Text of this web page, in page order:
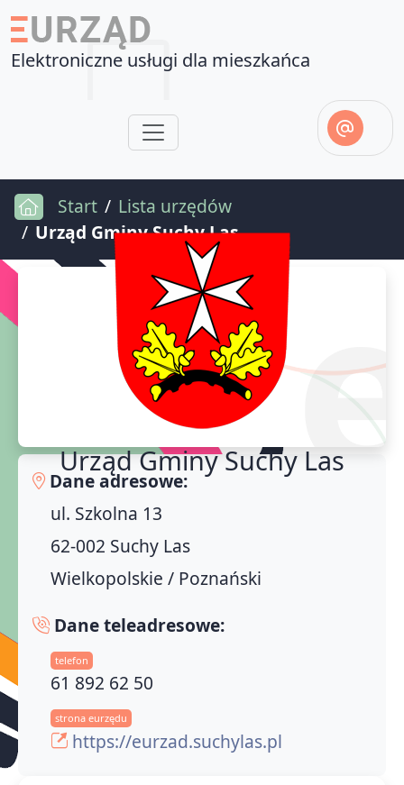
Elektroniczne usługi dla mieszkańca
Start
Lista urzędów
Urząd Gminy Suchy Las
Urząd Gminy Suchy Las
Dane adresowe:
ul. Szkolna 13
62-002 Suchy Las
Wielkopolskie / Poznański
Dane teleadresowe:
telefon
61 892 62 50
strona eurzędu
https://eurzad.suchylas.pl